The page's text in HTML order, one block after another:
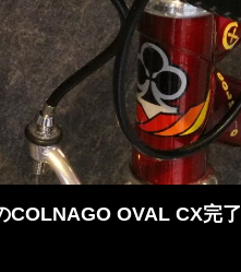
COLNAGO OVAL CX完了